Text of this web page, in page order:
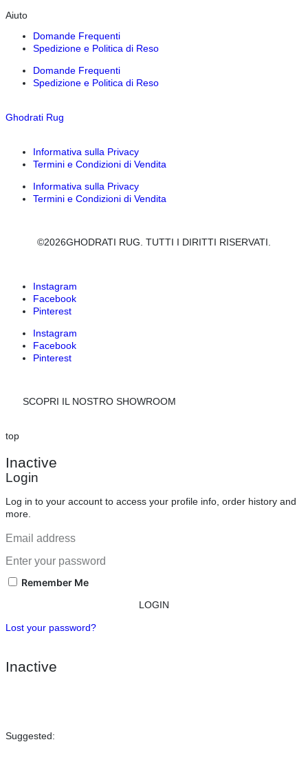
Aiuto
Domande Frequenti
Spedizione e Politica di Reso
Domande Frequenti
Spedizione e Politica di Reso
Ghodrati Rug
Informativa sulla Privacy
Termini e Condizioni di Vendita
Informativa sulla Privacy
Termini e Condizioni di Vendita
©2026GHODRATI RUG. TUTTI I DIRITTI RISERVATI.
Instagram
Facebook
Pinterest
Instagram
Facebook
Pinterest
SCOPRI IL NOSTRO SHOWROOM
top
Inactive
Login
Log in to your account to access your profile info, order history and
more.
Remember Me
LOGIN
Lost your password?
Inactive
Suggested: